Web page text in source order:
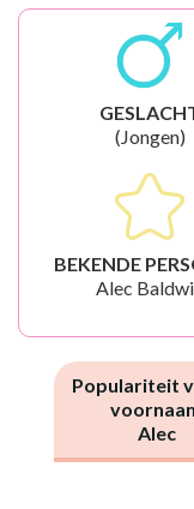
(Jongen)
BEKENDE
Alec
Populariteit
Alec